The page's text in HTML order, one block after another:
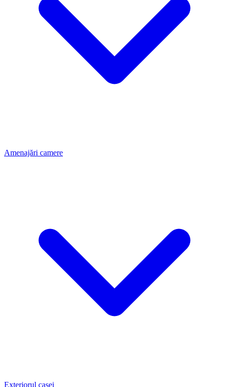
Amenajări camere
Exteriorul casei